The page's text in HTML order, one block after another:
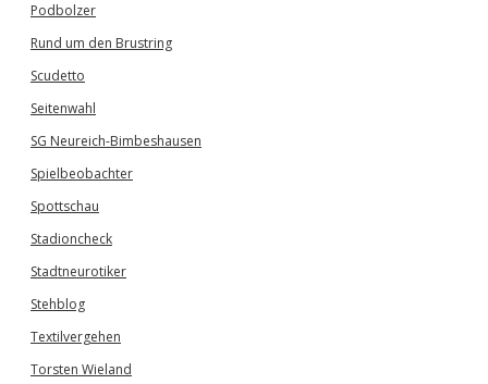
Podbolzer
Rund um den Brustring
Scudetto
Seitenwahl
SG Neureich-Bimbeshausen
Spielbeobachter
Spottschau
Stadioncheck
Stadtneurotiker
Stehblog
Textilvergehen
Torsten Wieland